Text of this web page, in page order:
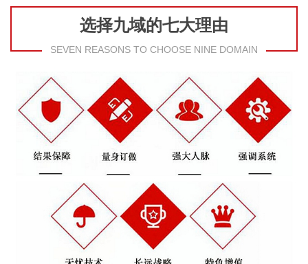
选择九域的七大理由
SEVEN REASONS TO CHOOSE NINE DOMAIN